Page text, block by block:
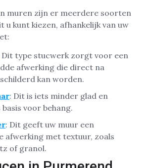
muren zijn er meerdere soorten
u kunt kiezen, afhankelijk van uw
Dit type stucwerk zorgt voor een
afwerking die direct na
kan worden.
: Dit is iets minder glad en
voor behang.
: Dit geeft uw muur een
afwerking met textuur, zoals
of granol.